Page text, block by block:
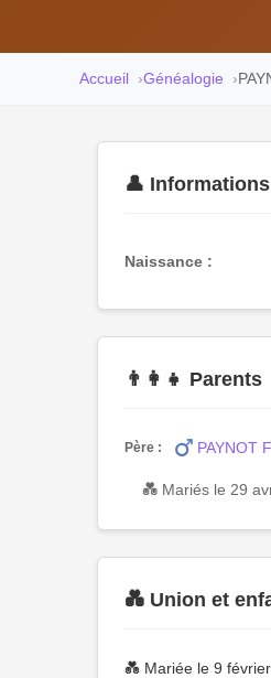
Accueil Généalogie
👤
Naissance :
👨‍👩‍👧 Parents
Père : PAYNOT
💑 Mariés le 29
💑 Union et
💑 Mariée le 9